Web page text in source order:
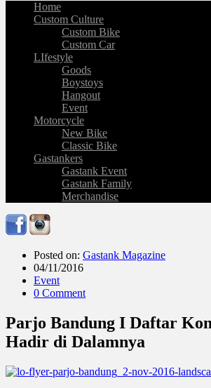
Home
Custom Culture
Custom Bike
Custom Car
LIfestyle
Goods
Boystoys
Hangout
Event
Motorcycle
New Bike
Classic Bike
Gastankers
Gastank Event
Gastank Family
Merchandise
Posted on: Gastank Magazine
04/11/2016
Event
0 Comment
Parjo Bandung I Daftar
Hadir di Dalamnya